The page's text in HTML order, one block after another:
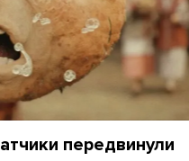
передвинули